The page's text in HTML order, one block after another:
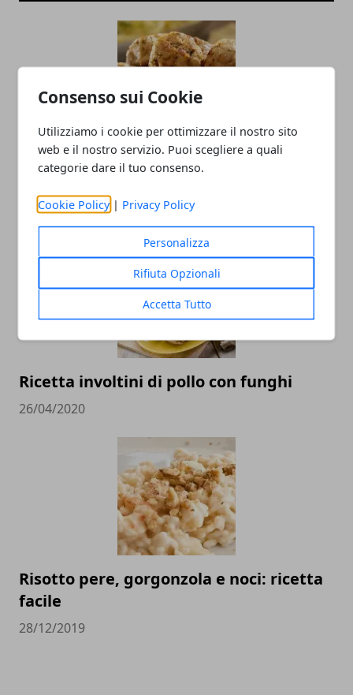
Consenso sui Cookie
Utilizziamo i cookie per ottimizzare il nostro sito
web e il nostro servizio. Puoi scegliere a quali
categorie dare il tuo consenso.
Cookie Policy | Privacy Policy
Personalizza
Rifiuta Opzionali
Accetta Tutto
Polpette di pollo e tacchino: ricetta
05/05/2020
Ricetta involtini di pollo con funghi
26/04/2020
Risotto pere, gorgonzola e noci: ricetta
facile
28/12/2019